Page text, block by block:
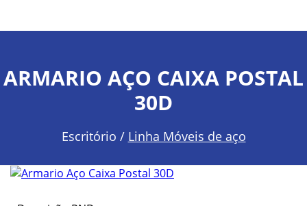
ARMARIO AÇO CAIXA POSTAL
30D
Escritório / Linha Móveis de aço